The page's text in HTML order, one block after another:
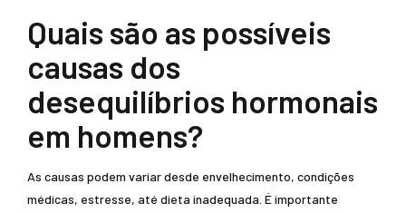
Quais são as possíveis
causas dos
desequilíbrios hormonais
em homens?
As causas podem variar desde envelhecimento, condições
médicas, estresse, até dieta inadequada. É importante